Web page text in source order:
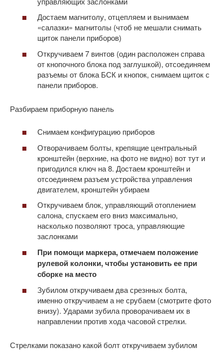
Достаем магнитолу, отцепляем и вынимаем
«салазки» магнитолы (чтоб не мешали снимать
щиток панели приборов)
Откручиваем 7 винтов (один расположен справа
от кнопочного блока под заглушкой), отсоединяем
разъемы от блока БСК и кнопок, снимаем щиток с
панели приборов.
Разбираем приборную панель
Снимаем конфигурацию приборов
Отворачиваем болты, крепящие центральный
кронштейн (верхние, на фото не видно) вот тут и
пригодился ключ на 8. Достаем кронштейн и
отсоединяем разъем устройства управления
двигателем, кронштейн убираем
Откручиваем блок, управляющий отоплением
салона, спускаем его вниз максимально,
насколько позволяют троса, управляющие
заслонками
При помощи маркера, отмечаем положение
рулевой колонки, чтобы установить ее при
сборке на место
Зубилом откручиваем два срезнных болта,
именно откручиваем а не срубаем (смотрите фото
внизу). Ударами зубила проворачиваем их в
направлении против хода часовой стрелки.
Стрелками показано какой болт откручиваем зубилом